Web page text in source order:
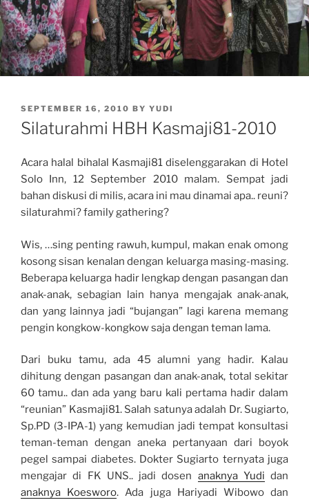
POSTED
ON
SEPTEMBER 16, 2010 BY YUDI
Silaturahmi HBH Kasmaji81-2010
Acara halal bihalal Kasmaji81 diselenggarakan di Hotel
Solo Inn, 12 September 2010 malam. Sempat jadi
bahan diskusi di milis, acara ini mau dinamai apa.. reuni?
silaturahmi? family gathering?
Wis, …sing penting rawuh, kumpul, makan enak omong
kosong sisan kenalan dengan keluarga masing-masing.
Beberapa keluarga hadir lengkap dengan pasangan dan
anak-anak, sebagian lain hanya mengajak anak-anak,
dan yang lainnya jadi “bujangan” lagi karena memang
pengin kongkow-kongkow saja dengan teman lama.
Dari buku tamu, ada 45 alumni yang hadir. Kalau
dihitung dengan pasangan dan anak-anak, total sekitar
60 tamu.. dan ada yang baru kali pertama hadir dalam
“reunian” Kasmaji81. Salah satunya adalah Dr. Sugiarto,
Sp.PD (3-IPA-1) yang kemudian jadi tempat konsultasi
teman-teman dengan aneka pertanyaan dari boyok
pegel sampai diabetes. Dokter Sugiarto ternyata juga
mengajar di FK UNS.. jadi dosen anaknya Yudi dan
anaknya Koesworo. Ada juga Hariyadi Wibowo dan